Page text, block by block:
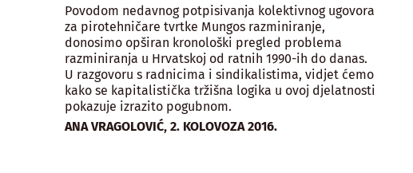
Povodom nedavnog potpisivanja kolektivnog ugovora
za pirotehničare tvrtke Mungos razminiranje,
donosimo opširan kronološki pregled problema
razminiranja u Hrvatskoj od ratnih 1990-ih do danas.
U razgovoru s radnicima i sindikalistima, vidjet ćemo
kako se kapitalistička tržišna logika u ovoj djelatnosti
pokazuje izrazito pogubnom.
ANA VRAGOLOVIĆ, 2. KOLOVOZA 2016.